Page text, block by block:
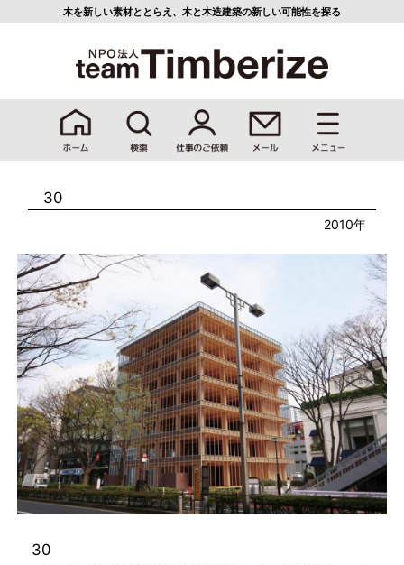
木を新しい素材ととらえ、 木と木造建築の新しい可能性を探る
30
2010年
30